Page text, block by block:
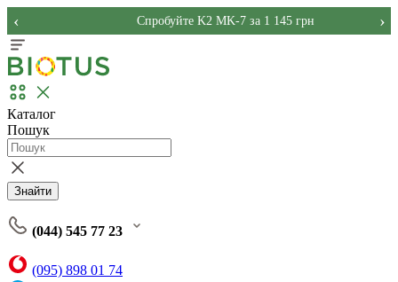
Спробуйте K2 MK-7 за 1 145 грн
‹ ›
Каталог
Пошук
Знайти
(044) 545 77 23
(095) 898 01 74